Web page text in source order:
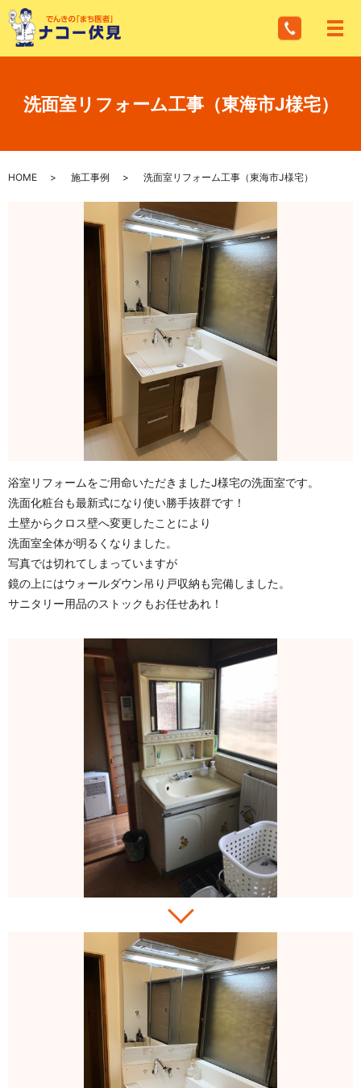
メ
洗面室リフォーム工事（東海市J様宅）
HOME 施工事例 洗面室リフォーム工事（東海市J様宅）
浴室リフォームをご用命いただきましたJ様宅の洗面室です。
洗面化粧台も最新式になり使い勝手抜群です！
土壁からクロス壁へ変更したことにより
洗面室全体が明るくなりました。
写真では切れてしまっていますが
鏡の上にはウォールダウン吊り戸収納も完備しました。
サニタリー用品のストックもお任せあれ！